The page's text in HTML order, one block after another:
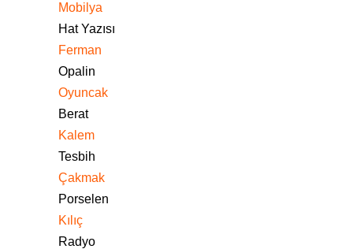
Mobilya
Hat Yazısı
Ferman
Opalin
Oyuncak
Berat
Kalem
Tesbih
Çakmak
Porselen
Kılıç
Radyo